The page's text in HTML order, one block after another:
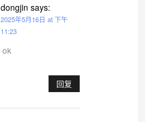
dongjin says:
2025年5月16日 at 下午
11:23
ok
回复